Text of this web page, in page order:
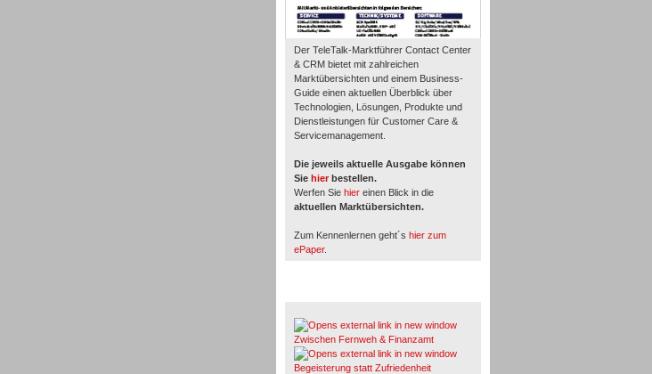
Der TeleTalk-Marktführer Contact Center
& CRM bietet mit zahlreichen
Marktübersichten und einem Business-
Guide einen aktuellen Überblick über
Technologien, Lösungen, Produkte und
Dienstleistungen für Customer Care &
Servicemanagement.
Die jeweils aktuelle Ausgabe können
Sie hier bestellen.
Werfen Sie hier einen Blick in die
aktuellen Marktübersichten.
Zum Kennenlernen geht´s hier zum
ePaper.
Zwischen Fernweh & Finanzamt
Begeisterung statt Zufriedenheit